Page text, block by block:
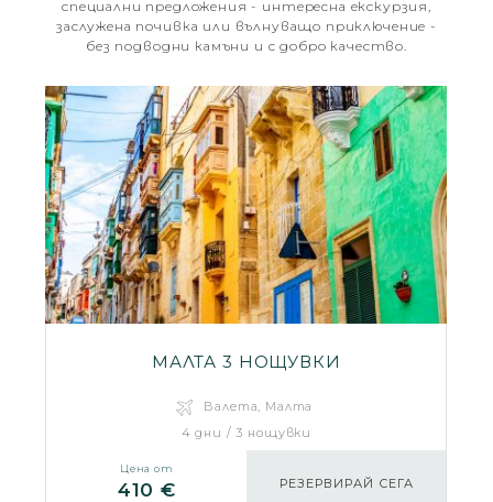
специални предложения - интересна екскурзия,
заслужена почивка или вълнуващо приключение -
без подводни камъни и с добро качество.
МАЛТА 3 НОЩУВКИ
Валета, Малта
4 дни / 3 нощувки
Цена от
410 € РЕЗЕРВИРАЙ СЕГА